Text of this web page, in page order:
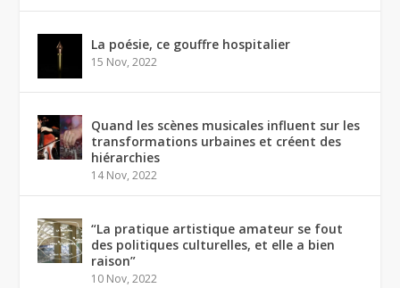
La poésie, ce gouffre hospitalier
15 Nov, 2022
Quand les scènes musicales influent sur les
transformations urbaines et créent des
hiérarchies
14 Nov, 2022
“La pratique artistique amateur se fout
des politiques culturelles, et elle a bien
raison”
10 Nov, 2022